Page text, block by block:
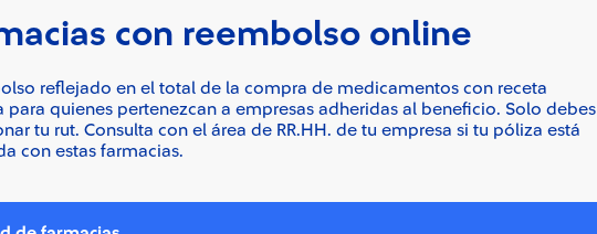
con reembolso online
reflejado en el total de la compra de medicamentos con receta
para quienes pertenezcan a empresas adheridas al beneficio. Solo debes
tu rut. Consulta con el área de RR.HH. de tu empresa si tu póliza está
con estas farmacias.